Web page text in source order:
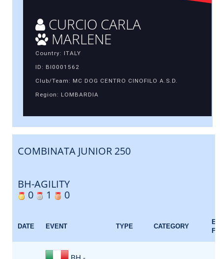
CURCIO CARLA
MARLENE
Country: ITALY
ID: BI0001562
Club/Team: MC DOG CENTRO CINOFILO A.S.D.
Region: LOMBARDIA
COMBINATA JUNIOR 250
BH-AGILITY
0
1 0
DATE EVENT TYPE CATEGORY